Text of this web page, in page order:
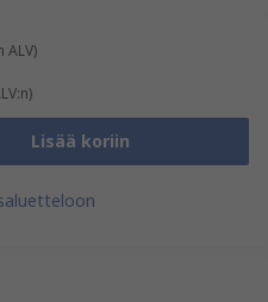
ALV)
Lisää koriin